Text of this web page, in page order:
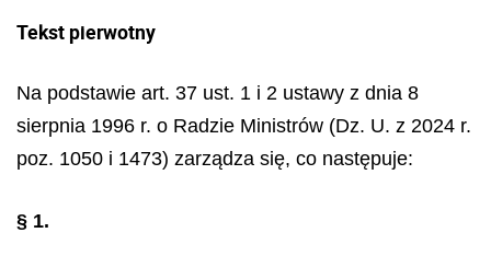
Tekst pierwotny
Na podstawie art. 37 ust. 1 i 2 ustawy z dnia 8
sierpnia 1996 r. o Radzie Ministrów (Dz. U. z 2024 r.
poz. 1050 i 1473) zarządza się, co następuje:
§ 1.